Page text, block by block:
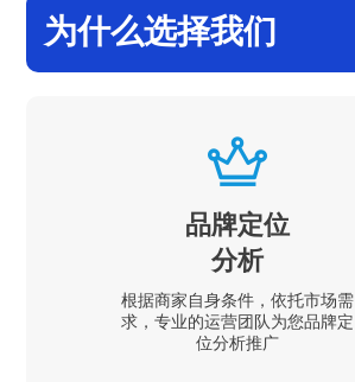
为什么选择我们
品牌定位
分析
根据商家自身条件，依托市场需
求，专业的运营团队为您品牌定
位分析推广